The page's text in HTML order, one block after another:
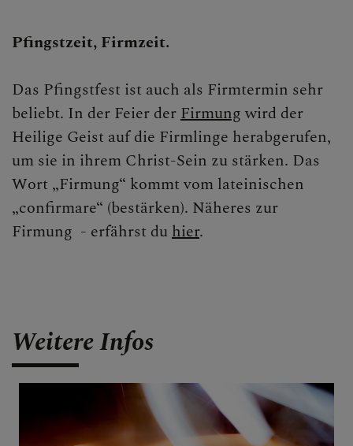
Pfingstzeit, Firmzeit.
Das Pfingstfest ist auch als Firmtermin sehr
beliebt. In der Feier derFirmungwird der
Heilige Geist auf die Firmlinge herabgerufen,
um sie in ihrem Christ-Sein zu stärken. Das
Wort „Firmung“ kommt vom lateinischen
„confirmare“ (bestärken). Näheres zur
Firmung - erfährst duhier.
Weitere Infos